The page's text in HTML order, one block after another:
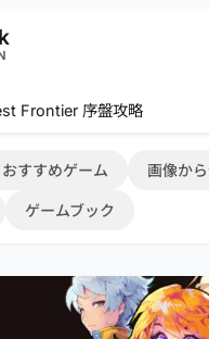
Frontier 序盤攻略
おすすめゲーム 画像か
ゲームブック